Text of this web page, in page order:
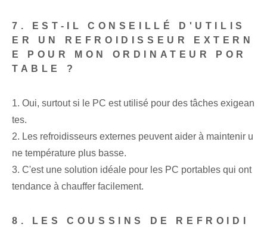
7. EST-IL CONSEILLÉ D'UTILIS
ER UN REFROIDISSEUR EXTERN
E POUR MON ORDINATEUR POR
TABLE ?
1. Oui, surtout si le PC⁤ est utilisé pour des tâches exigean
tes.
2. Les refroidisseurs externes peuvent aider à maintenir u
ne température plus basse.
3. C'est une solution idéale pour les PC portables qui ont
tendance à chauffer facilement.
8. LES COUSSINS DE REFROIDI